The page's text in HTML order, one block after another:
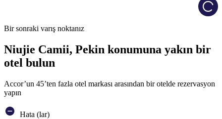
Bir sonraki varış noktanız
Niujie Camii, Pekin konumuna yakın bir
otel bulun
Accor’un 45’ten fazla otel markası arasından bir otelde rezervasyon
yapın
Hata (lar)